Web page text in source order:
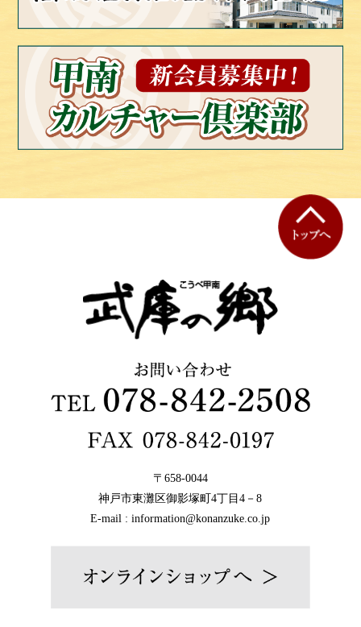
〒658-0044
神戸市東灘区御影塚町4丁目4－8
E-mail : information@konanzuke.co.jp